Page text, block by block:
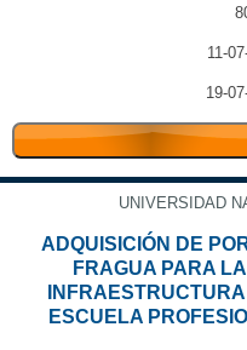
11-
19-
UNIVERSIDAD
ADQUISICIÓN DE
FRAGUA PARA
ESCUELA